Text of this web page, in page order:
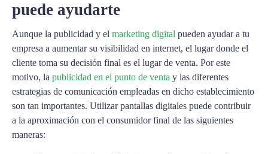
puede ayudarte
Aunque la publicidad y el marketing digital pueden ayudar a tu
empresa a aumentar su visibilidad en internet, el lugar donde el
cliente toma su decisión final es el lugar de venta. Por este
motivo, la publicidad en el punto de venta y las diferentes
estrategias de comunicación empleadas en dicho establecimiento
son tan importantes. Utilizar pantallas digitales puede contribuir
a la aproximación con el consumidor final de las siguientes
maneras: